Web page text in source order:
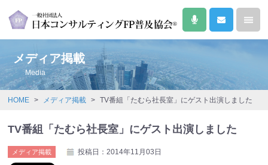
メディア掲載
Media
HOME > メディア掲載 > TV番組「たむら社長室」にゲスト出演しました
TV番組「たむら社長室」にゲスト出演しました
メディア掲載 投稿日：2014年11月03日